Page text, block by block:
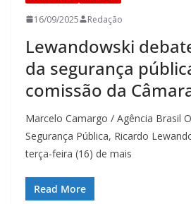
16/09/2025 Redação
Lewandowski
da segurança
comissão da
Marcelo Camargo / Agência Brasil
Segurança Pública, Ricardo
terça-feira (16) de mais
Read More